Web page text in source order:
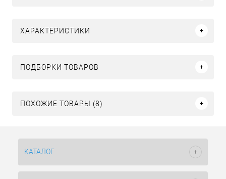
ХАРАКТЕРИСТИКИ
ПОДБОРКИ ТОВАРОВ
ПОХОЖИЕ ТОВАРЫ (8)
КАТАЛОГ